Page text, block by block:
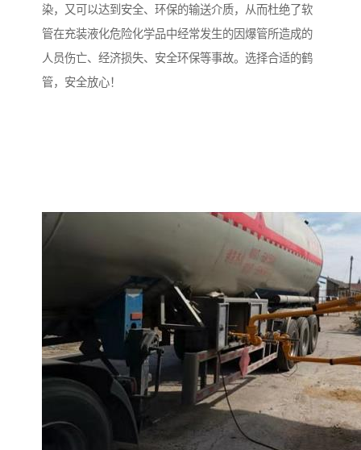
染，又可以达到安全、环保的输送介质，从而杜绝了软
管在充装液化危险化学品中经常发生的因爆管所造成的
人员伤亡、经济损失、安全环保等事故。选择合适的鹤
管，安全放心！